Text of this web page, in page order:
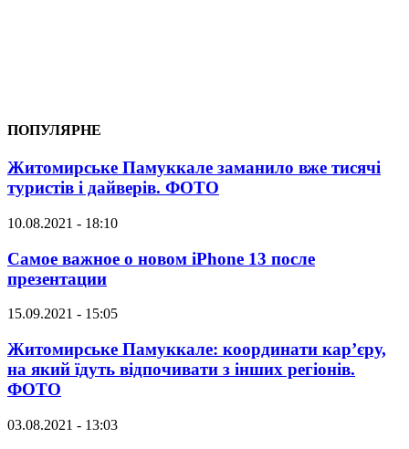
ПОПУЛЯРНЕ
Житомирське Памуккале заманило вже тисячі
туристів і дайверів. ФОТО
10.08.2021 - 18:10
Самое важное о новом iPhone 13 после
презентации
15.09.2021 - 15:05
Житомирське Памуккале: координати кар’єру,
на який їдуть відпочивати з інших регіонів.
ФОТО
03.08.2021 - 13:03